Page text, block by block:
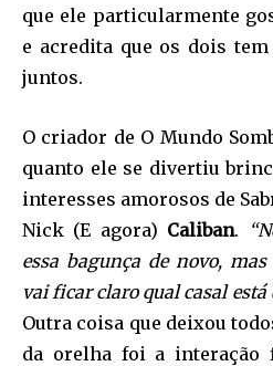
que ele particularmente
e acredita que os dois
juntos.
O criador de O Mundo
quanto ele se divertiu
interesses amorosos de
Nick (E agora) Caliban.
essa bagunça de novo,
vai ficar claro qual casal
Outra coisa que deixou
da orelha foi a interação